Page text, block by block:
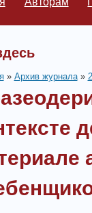
» Архив журнала»